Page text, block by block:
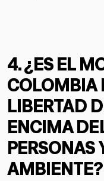
4. ¿ES EL
COLOMBIA
LIBERTAD
ENCIMA
PERSONAS
AMBIENTE?